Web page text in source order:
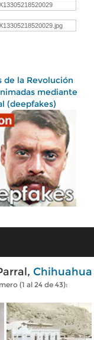
de la Revolución
mediante
(deepfakes)
Chihuahua
(1 al 24 de 43):